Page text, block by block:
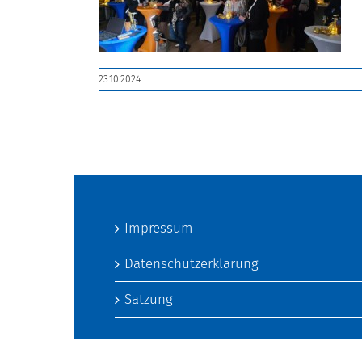
23.10.2024
Impressum
Datenschutzerklärung
Satzung